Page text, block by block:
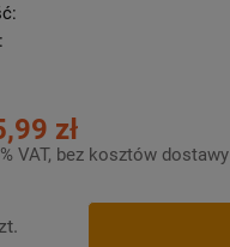
zł
VAT, bez kosztów dostawy